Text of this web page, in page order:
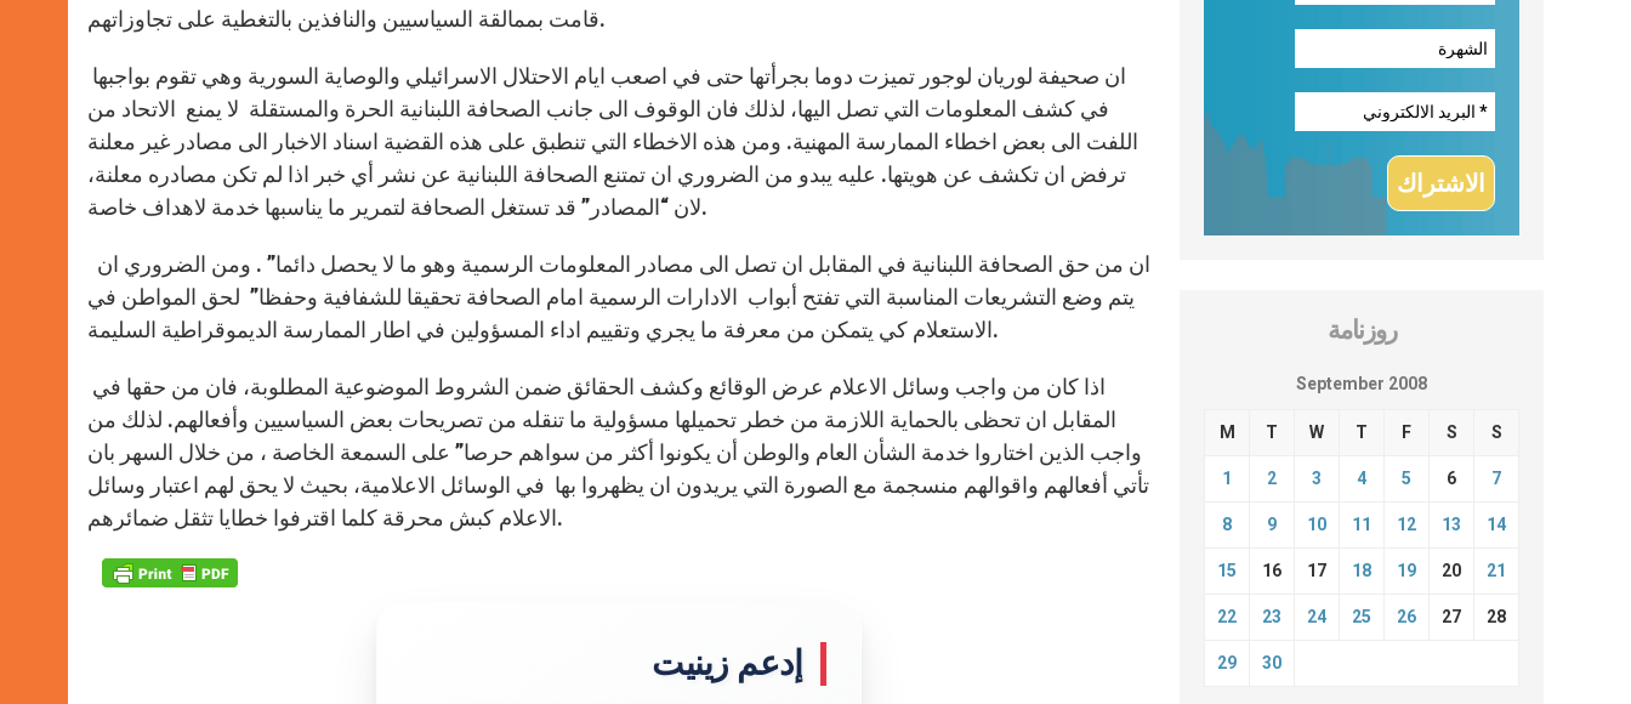
قامت بممالقة السياسيين والنافذين بالتغطية على تجاوزاتهم.
في كشف المعلومات التي تصل اليها، لذلك فان الوقوف الى جانب الصحافة اللبنانية الحرة والمستقلة لا يمنع الاتحاد من
اللفت الى بعض اخطاء الممارسة المهنية. ومن هذه الاخطاء التي تنطبق على هذه القضية اسناد الاخبار الى مصادر غير معلنة
ترفض ان تكشف عن هويتها. عليه يبدو من الضروري ان تمتنع الصحافة اللبنانية عن نشر أي خبر اذا لم تكن مصادره معلنة،
لان “المصادر” قد تستغل الصحافة لتمرير ما يناسبها خدمة لاهداف خاصة.
يتم وضع التشريعات المناسبة التي تفتح أبواب الادارات الرسمية امام الصحافة تحقيقا للشفافية وحفظا” لحق المواطن في
الاستعلام كي يتمكن من معرفة ما يجري وتقييم اداء المسؤولين في اطار الممارسة الديموقراطية السليمة.
المقابل ان تحظى بالحماية اللازمة من خطر تحميلها مسؤولية ما تنقله من تصريحات بعض السياسيين وأفعالهم. لذلك من
واجب الذين اختاروا خدمة الشأن العام والوطن أن يكونوا أكثر من سواهم حرصا” على السمعة الخاصة ، من خلال السهر بان
تأتي أفعالهم واقوالهم منسجمة مع الصورة التي يريدون ان يظهروا بها في الوسائل الاعلامية، بحيث لا يحق لهم اعتبار وسائل
الاعلام كبش محرقة كلما اقترفوا خطايا تثقل ضمائرهم.
إدعم زينيت
روزنامة
September 2008
M T W T F S S
1 2 3 4 5 6 7
8 9 10 11 12 13 14
15 16 17 18 19 20 21
22 23 24 25 26 27 28
29 30